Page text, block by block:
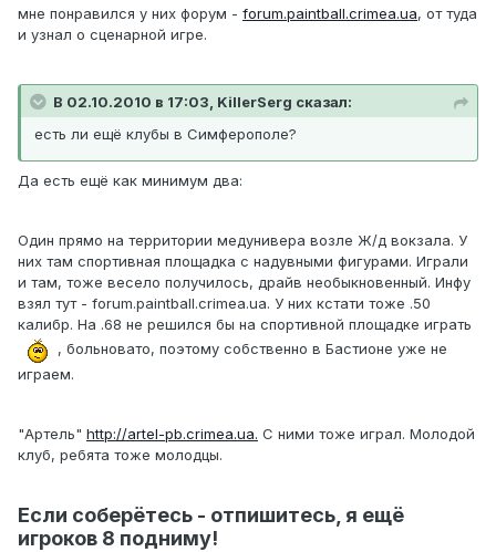
мне понравился у них форум - forum.paintball.crimea.ua, от туда
и узнал о сценарной игре.
В 02.10.2010 в 17:03, KillerSerg сказал:
есть ли ещё клубы в Симферополе?
Да есть ещё как минимум два:
Один прямо на территории медунивера возле Ж/д вокзала. У
них там спортивная площадка с надувными фигурами. Играли
и там, тоже весело получилось, драйв необыкновенный. Инфу
взял тут - forum.paintball.crimea.ua. У них кстати тоже .50
калибр. На .68 не решился бы на спортивной площадке играть
, больновато, поэтому собственно в Бастионе уже не
играем.
"Артель" http://artel-pb.crimea.ua. С ними тоже играл. Молодой
клуб, ребята тоже молодцы.
Если соберётесь - отпишитесь, я ещё
игроков 8 подниму!